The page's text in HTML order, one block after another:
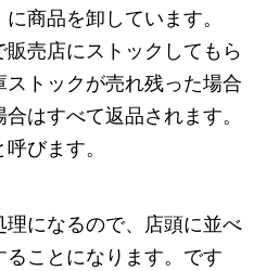
商品を卸しています。
売店にストックしてもら
トックが売れ残った場合
はすべて返品されます。
びます。
になるので、店頭に並べ
ことになります。です